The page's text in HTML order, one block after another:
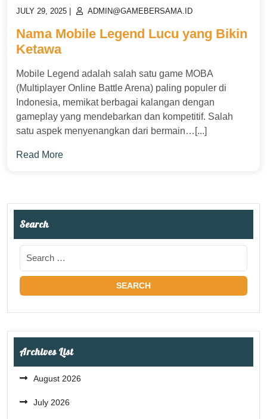
POSTED
JULY 29, 2025
POSTED
ADMIN@GAMEBERSAMA.ID
Nama Mobile Legend Lucu yang Bikin
Ketawa
Mobile Legend adalah salah satu game MOBA
(Multiplayer Online Battle Arena) paling populer di
Indonesia, memikat berbagai kalangan dengan
gameplay yang mendebarkan dan kompetitif. Salah
satu aspek menyenangkan dari bermain…[...]
Read More
Search
Archives List
August 2026
July 2026